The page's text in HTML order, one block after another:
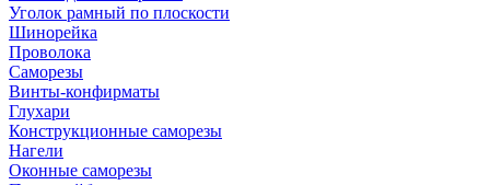
Уголок рамный по плоскости
Шинорейка
Проволока
Саморезы
Винты-конфирматы
Глухари
Конструкционные саморезы
Нагели
Оконные саморезы